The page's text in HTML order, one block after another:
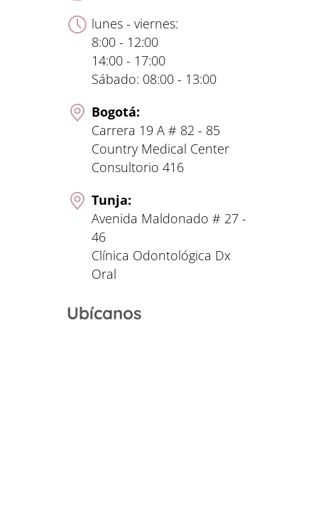
lunes - viernes:
8:00 - 12:00
14:00 - 17:00
Sábado: 08:00 - 13:00
Bogotá:
Carrera 19 A # 82 - 85
Country Medical Center
Consultorio 416
Tunja:
Avenida Maldonado # 27 -
46
Clínica Odontológica Dx
Oral
Ubícanos